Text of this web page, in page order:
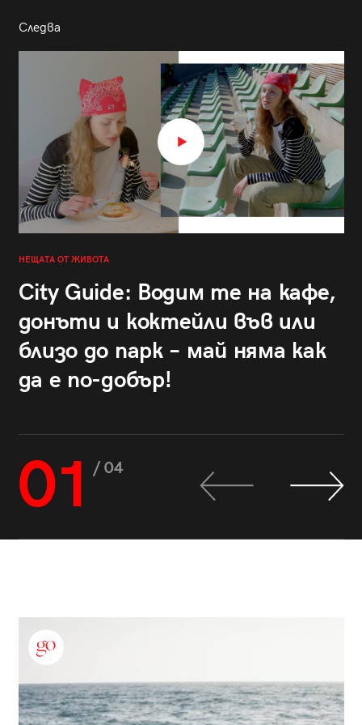
Следва
НЕЩАТА ОТ ЖИВОТА
City Guide: Водим те на кафе,
донъти и коктейли във или
близо до парк – май няма как
да е по-добър!
01 / 04